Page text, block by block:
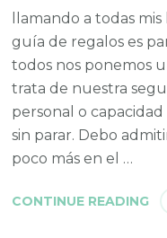
llamando a todas
guía de regalos es
todos nos ponemos
trata de nuestra
personal o
sin parar. Debo
poco más en el …
CONTINUE READING